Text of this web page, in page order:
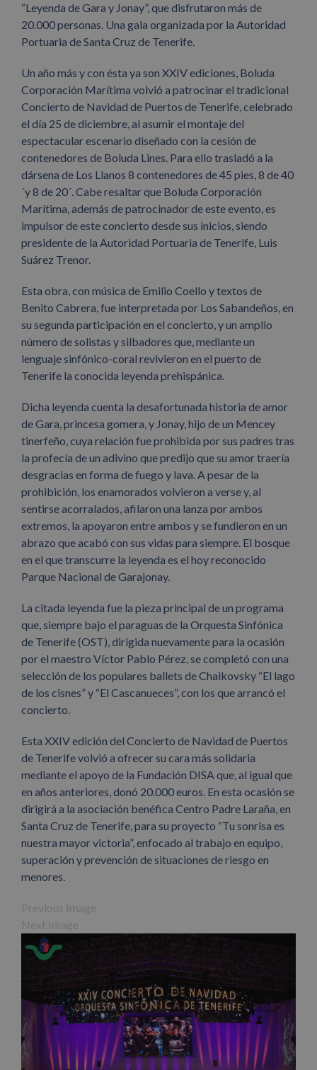
“Leyenda de Gara y Jonay”, que disfrutaron más de
20.000 personas. Una gala organizada por la Autoridad
Portuaria de Santa Cruz de Tenerife.
Un año más y con ésta ya son XXIV ediciones, Boluda
Corporación Marítima volvió a patrocinar el tradicional
Concierto de Navidad de Puertos de Tenerife, celebrado
el día 25 de diciembre, al asumir el montaje del
espectacular escenario diseñado con la cesión de
contenedores de Boluda Lines. Para ello trasladó a la
dársena de Los Llanos 8 contenedores de 45 pies, 8 de 40
´y 8 de 20´. Cabe resaltar que Boluda Corporación
Marítima, además de patrocinador de este evento, es
impulsor de este concierto desde sus inicios, siendo
presidente de la Autoridad Portuaria de Tenerife, Luis
Suárez Trenor.
Esta obra, con música de Emilio Coello y textos de
Benito Cabrera, fue interpretada por Los Sabandeños, en
su segunda participación en el concierto, y un amplio
número de solistas y silbadores que, mediante un
lenguaje sinfónico-coral revivieron en el puerto de
Tenerife la conocida leyenda prehispánica.
Dicha leyenda cuenta la desafortunada historia de amor
de Gara, princesa gomera, y Jonay, hijo de un Mencey
tinerfeño, cuya relación fue prohibida por sus padres tras
la profecía de un adivino que predijo que su amor traería
desgracias en forma de fuego y lava. A pesar de la
prohibición, los enamorados volvieron a verse y, al
sentirse acorralados, afilaron una lanza por ambos
extremos, la apoyaron entre ambos y se fundieron en un
abrazo que acabó con sus vidas para siempre. El bosque
en el que transcurre la leyenda es el hoy reconocido
Parque Nacional de Garajonay.
La citada leyenda fue la pieza principal de un programa
que, siempre bajo el paraguas de la Orquesta Sinfónica
de Tenerife (OST), dirigida nuevamente para la ocasión
por el maestro Víctor Pablo Pérez, se completó con una
selección de los populares ballets de Chaikovsky “El lago
de los cisnes” y “El Cascanueces”, con los que arrancó el
concierto.
Esta XXIV edición del Concierto de Navidad de Puertos
de Tenerife volvió a ofrecer su cara más solidaria
mediante el apoyo de la Fundación DISA que, al igual que
en años anteriores, donó 20.000 euros. En esta ocasión se
dirigirá a la asociación benéfica Centro Padre Laraña, en
Santa Cruz de Tenerife, para su proyecto “Tu sonrisa es
nuestra mayor victoria”, enfocado al trabajo en equipo,
superación y prevención de situaciones de riesgo en
menores.
Previous Image
Next Image